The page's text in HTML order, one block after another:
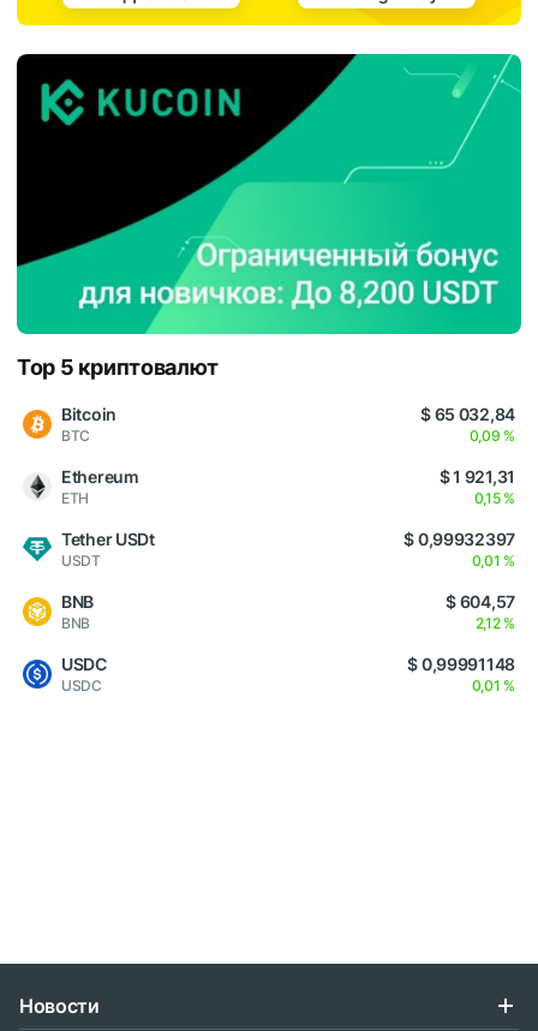
Top 5 криптовалют
Bitcoin
BTC
$ 65 032,84
0,09 %
Ethereum
ETH
$ 1 921,31
0,15 %
Tether USDt
USDT
$ 0,99932397
0,01 %
BNB
BNB
$ 604,57
2,12 %
USDC
USDC
$ 0,99991148
0,01 %
Новости